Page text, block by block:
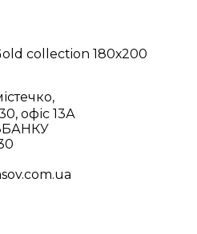
collection 180х200
офіс 13А